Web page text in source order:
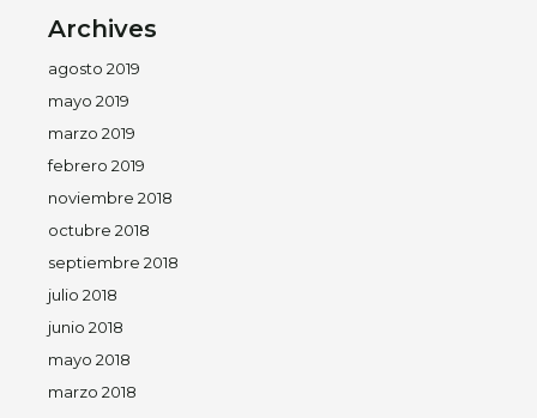
Archives
agosto 2019
mayo 2019
marzo 2019
febrero 2019
noviembre 2018
octubre 2018
septiembre 2018
julio 2018
junio 2018
mayo 2018
marzo 2018